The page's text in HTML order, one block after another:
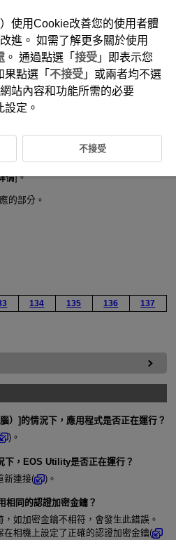
情]。
的部分。
134 135 136
137
） ]的情況下，應用程式是否正在運行？
)。
下，EOS Utility是否正在運行？
新連接(
)。
相同的認證加密金鑰？
如加密金鑰不相符，會發生此錯誤。
在相機上設定了正確的認證加密金鑰(
使用Cookie改善您的使用者體
進。 如需了解更多關於使用
。 通過點選「 接受 」即表示您
果點選「 不接受 」或兩者均不選
站內容和功能所需的必要
定。
不接受